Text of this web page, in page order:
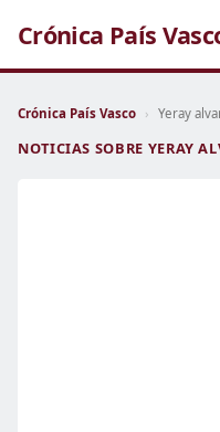
Crónica País
Crónica País Vasco › Yeray
NOTICIAS SOBRE YERAY